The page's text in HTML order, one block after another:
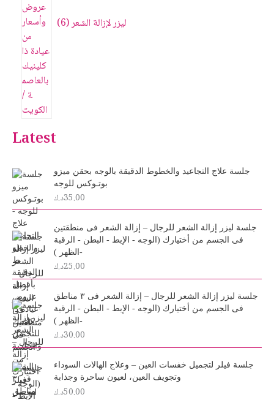
ليزر لإزالة الشعر 6
Latest
جلسة علاج التجاعيد والخطوط الدقيقة بالوجه بحقن ميزو
بوتـوكس للوجه
35.00د.ك
جلسة ليزر إزالة الشعر للرجال – إزالة الشعر فى منطقتين
فى الجسم من أختيارك (الوجه - الإبط - البطن - الرقبة
-الظهر )
25.00د.ك
جلسة ليزر إزالة الشعر للرجال – إزالة الشعر فى ٣ مناطق
فى الجسم من أختيارك (الوجه - الإبط - البطن - الرقبة
-الظهر )
30.00د.ك
جلسة فيلر لتجميل خفسات العين – وعلاج الهالات السوداء
وتجويف العين، لعيون ساحرة وجذابة
50.00د.ك